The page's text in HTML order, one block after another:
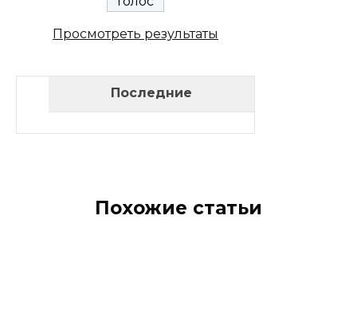
Просмотреть результаты
Последние
Похожие статьи